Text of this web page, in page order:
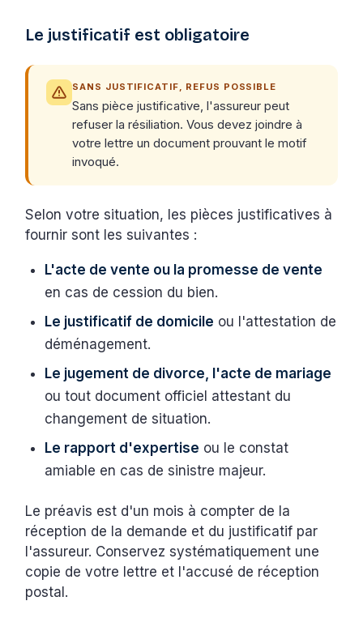
Le justificatif est obligatoire
SANS JUSTIFICATIF, REFUS POSSIBLE
Sans pièce justificative, l'assureur peut
refuser la résiliation. Vous devez joindre à
votre lettre un document prouvant le motif
invoqué.
Selon votre situation, les pièces justificatives à
fournir sont les suivantes :
L'acte de vente ou la promesse de vente
en cas de cession du bien.
Le justificatif de domicile ou l'attestation de
déménagement.
Le jugement de divorce, l'acte de mariage
ou tout document officiel attestant du
changement de situation.
Le rapport d'expertise ou le constat
amiable en cas de sinistre majeur.
Le préavis est d'un mois à compter de la
réception de la demande et du justificatif par
l'assureur. Conservez systématiquement une
copie de votre lettre et l'accusé de réception
postal.